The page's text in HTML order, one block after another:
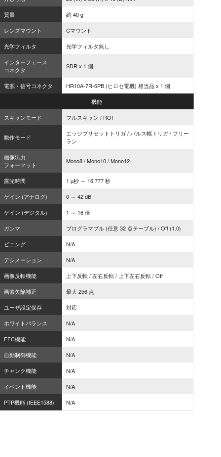
質量
約 40 g
レンズマウント
Cマウント
光学フィルタ
光学フィルタ無し
インターフェース
コネクタ
SDR x 1 個
電源・信号コネクタ
HR10A-7R-6PB (ヒロセ電機) 相当品 x 1 個
機能
スキャンモード
フルスキャン / ROI
動作モード
エッジプリセットトリガ / パルス幅トリガ / フリー
ラン
画像出力
フォーマット
Mono8 / Mono10 / Mono12
露光時間
1 µ秒 ～ 16.777 秒
ゲイン (アナログ)
0 ～ 42 dB
ゲイン (デジタル)
1 ～ 16 倍
ガンマ
プログラマブル (任意 32 点テーブル) / Off (1.0)
ビニング
N/A
デシメーション
N/A
画像反転機能
上下反転 / 左右反転 / 上下左右反転 / Off
画素欠陥補正
最大 256 点
ユーザ設定保存
対応
ホワイトバランス
N/A
FFC機能
N/A
自動制御機能
N/A
チャンク機能
N/A
イベント機能
N/A
PTP機能 (IEEE1588)
N/A